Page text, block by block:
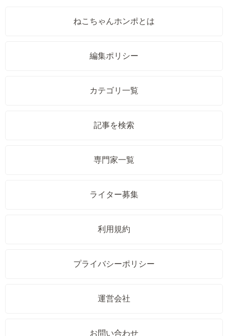
ねこちゃんホンポとは
編集ポリシー
カテゴリ一覧
記事を検索
専門家一覧
ライター募集
利用規約
プライバシーポリシー
運営会社
お問い合わせ